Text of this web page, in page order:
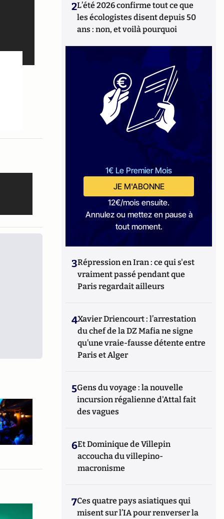
2L’été 2026 confirme tout ce que
les écologistes disent depuis 50
ans : non, et voilà pourquoi
1€ Le Premier Mois
JE M'ABONNE
12€/mois ensuite.
Annulez ou mettez en pause à
tout moment.
3Répression en Iran : ce qui s'est
vraiment passé pendant que
Paris regardait ailleurs
4Xavier Driencourt : l’arrestation
du chef de la DZ Mafia ne signe
qu’une vraie-fausse détente entre
Paris et Alger
5Gens du voyage : la nouvelle
incursion régalienne d'Attal fait
des vagues
6Et Dominique de Villepin
accoucha du villepino-
macronisme
7Ces quatre pays asiatiques qui
misent sur l’IA pour renverser la